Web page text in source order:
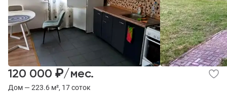
Дом — 223.6 м², 17 соток
120 000 ₽/мес.